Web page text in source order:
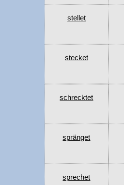
stellet
stecket
schrecktet
spränget
sprechet